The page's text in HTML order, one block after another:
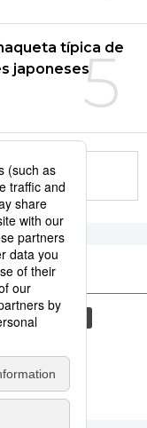
5
típica de
japoneses
gastronomía